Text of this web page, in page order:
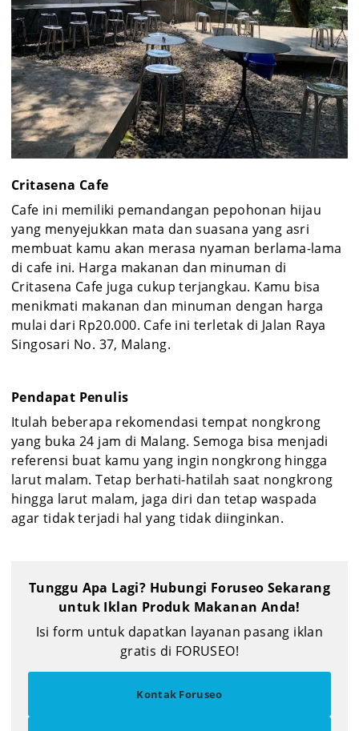
Critasena Cafe
Cafe ini memiliki pemandangan pepohonan hijau
yang menyejukkan mata dan suasana yang asri
membuat kamu akan merasa nyaman berlama-lama
di cafe ini. Harga makanan dan minuman di
Critasena Cafe juga cukup terjangkau. Kamu bisa
menikmati makanan dan minuman dengan harga
mulai dari Rp20.000. Cafe ini terletak di Jalan Raya
Singosari No. 37, Malang.
Pendapat Penulis
Itulah beberapa rekomendasi tempat nongkrong
yang buka 24 jam di Malang. Semoga bisa menjadi
referensi buat kamu yang ingin nongkrong hingga
larut malam. Tetap berhati-hatilah saat nongkrong
hingga larut malam, jaga diri dan tetap waspada
agar tidak terjadi hal yang tidak diinginkan.
Tunggu Apa Lagi? Hubungi Foruseo Sekarang
untuk Iklan Produk Makanan Anda!
Isi form untuk dapatkan layanan pasang iklan
gratis di FORUSEO!
Kontak Foruseo